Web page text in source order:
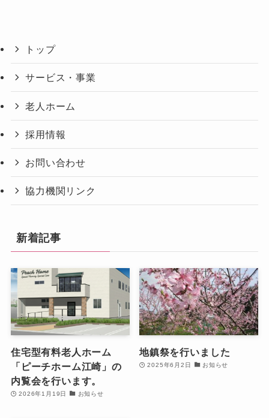
トップ
サービス・事業
老人ホーム
採用情報
お問い合わせ
協力機関リンク
新着記事
住宅型有料老人ホーム
「ピーチホーム江崎」の
内覧会を行います。
2026年1月19日 お知らせ
地鎮祭を行いました
2025年6月2日 お知らせ